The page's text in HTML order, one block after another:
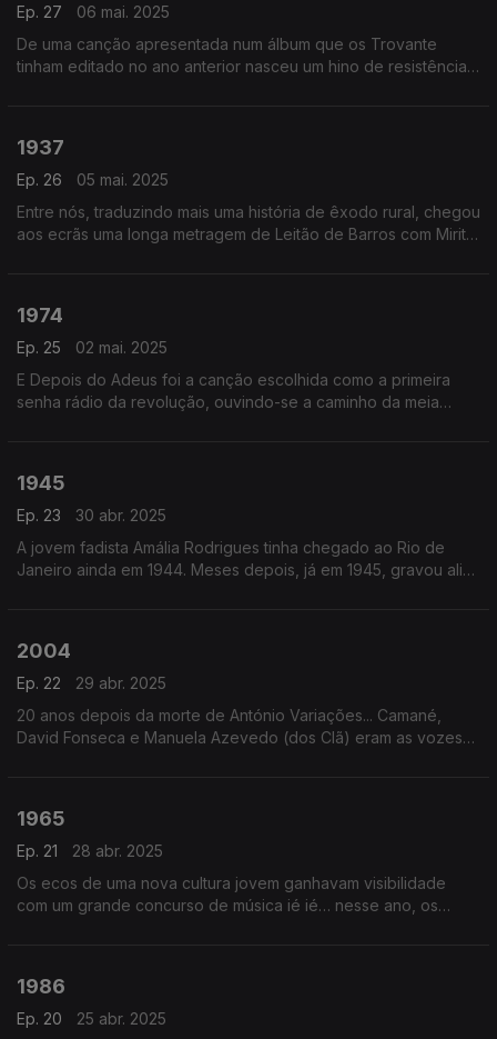
Ep. 27
06 mai. 2025
De uma canção apresentada num álbum que os Trovante
tinham editado no ano anterior nasceu um hino de resistência,
1937
Ep. 26
05 mai. 2025
Entre nós, traduzindo mais uma história de êxodo rural, chegou
aos ecrãs uma longa metragem de Leitão de Barros com Mirita
1974
Ep. 25
02 mai. 2025
E Depois do Adeus foi a canção escolhida como a primeira
senha rádio da revolução, ouvindo-se a caminho da meia
1945
Ep. 23
30 abr. 2025
A jovem fadista Amália Rodrigues tinha chegado ao Rio de
Janeiro ainda em 1944. Meses depois, já em 1945, gravou ali
2004
Ep. 22
29 abr. 2025
20 anos depois da morte de António Variações... Camané,
David Fonseca e Manuela Azevedo (dos Clã) eram as vozes
1965
Ep. 21
28 abr. 2025
Os ecos de uma nova cultura jovem ganhavam visibilidade
com um grande concurso de música ié ié… nesse ano, os
1986
Ep. 20 25 abr. 2025